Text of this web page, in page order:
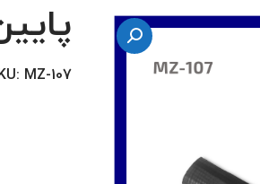
پایین
MZ-107